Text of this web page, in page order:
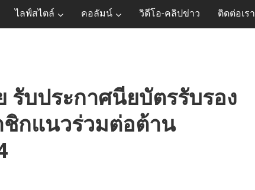
ไลฟ์สไตล์ คอลัมน์ วิดีโอ-คลิปข่าว ติดต่อเรา
รับประกาศนียบัตรรับรอง
ชิกแนวร่วมต่อต้าน